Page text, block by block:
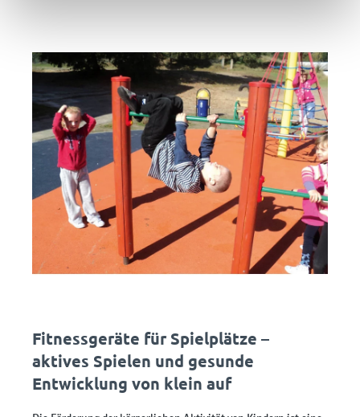
Fitnessgeräte für Spielplätze –
aktives Spielen und gesunde
Entwicklung von klein auf